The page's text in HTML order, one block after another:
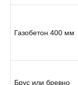
Газобетон 400 мм
Брус или бревно